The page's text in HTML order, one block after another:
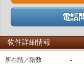
電話
物件詳細情報
所在階／階数 -